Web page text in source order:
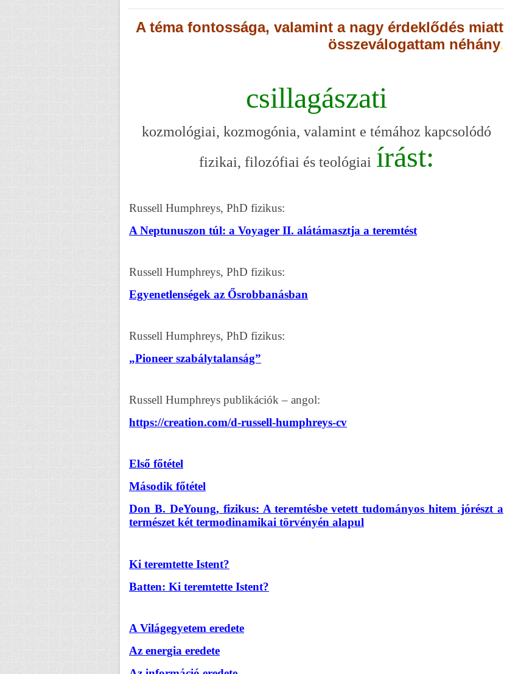
A téma fontossága, valamint a nagy érdeklődés miatt
összeválogattam néhány.
csillagászati
kozmológiai, kozmogónia, valamint e témához kapcsolódó
fizikai, filozófiai és teológiai írást:
Russell Humphreys, PhD fizikus:
A Neptunuszon túl: a Voyager II. alátámasztja a teremtést
Russell Humphreys, PhD fizikus:
Egyenetlenségek az Ősrobbanásban
Russell Humphreys, PhD fizikus:
„Pioneer szabálytalanság”
Russell Humphreys publikációk – angol:
https://creation.com/d-russell-humphreys-cv
Első főtétel
Második főtétel
Don B. DeYoung, fizikus: A teremtésbe vetett tudományos hitem jórészt a
természet két termodinamikai törvényén alapul
Ki teremtette Istent?
Batten: Ki teremtette Istent?
A Világegyetem eredete
Az energia eredete